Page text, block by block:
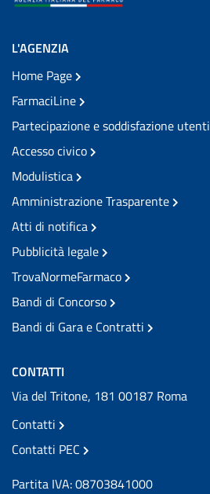
L'AGENZIA
Home Page
FarmaciLine
Partecipazione e soddisfazione utenti
Accesso civico
Modulistica
Amministrazione Trasparente
Atti di notifica
Pubblicità legale
TrovaNormeFarmaco
Bandi di Concorso
Bandi di Gara e Contratti
CONTATTI
Via del Tritone, 181 00187 Roma
Contatti
Contatti PEC
Partita IVA: 08703841000